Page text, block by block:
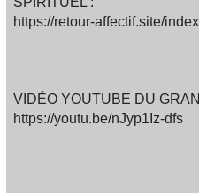
https://retour-affectif.site/
VIDÉO YOUTUBE DU
https://youtu.be/nJyp1Iz-dfs